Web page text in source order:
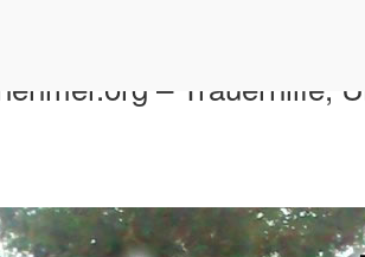
– Trauerhilfe,